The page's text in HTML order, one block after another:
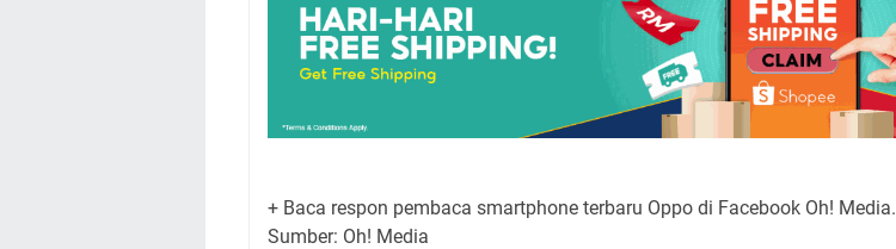
+ Baca respon pembaca smartphone terbaru Oppo di Facebook Oh! Media.
Sumber: Oh! Media